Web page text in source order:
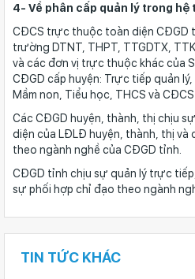
4- Về phân cấp quản lý trong hệ
CĐCS trực thuộc toàn diện CĐGD
trường DTNT, THPT, TTGDTX,
và các đơn vị trực thuộc khác của
CĐGD cấp huyện: Trực tiếp quản
Mầm non, Tiểu học, THCS và
Các CĐGD huyện, thành, thị chịu
diện của LĐLĐ huyện, thành, thị và
theo ngành nghề của CĐGD tỉnh.
CĐGD tỉnh chịu sự quản lý trực
sự phối hợp chỉ đạo theo ngành
TIN TỨC KHÁC